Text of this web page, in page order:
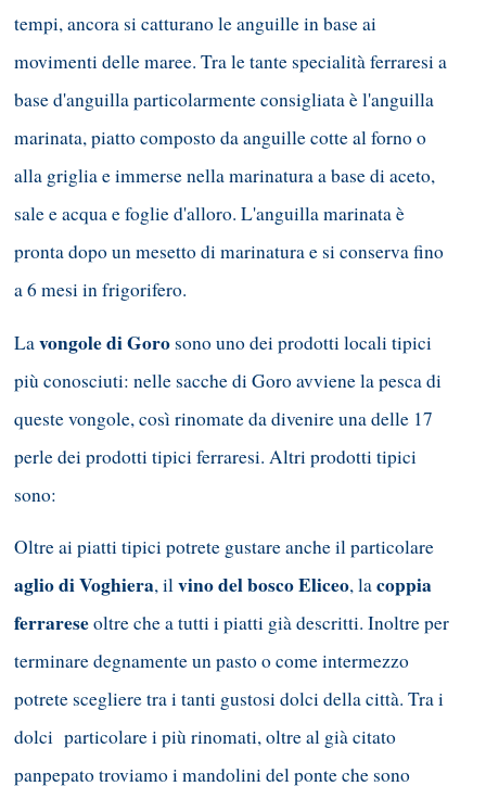
tempi, ancora si catturano le anguille in base ai
movimenti delle maree. Tra le tante specialità ferraresi a
base d'anguilla particolarmente consigliata è l'anguilla
marinata, piatto composto da anguille cotte al forno o
alla griglia e immerse nella marinatura a base di aceto,
sale e acqua e foglie d'alloro. L'anguilla marinata è
pronta dopo un mesetto di marinatura e si conserva fino
a 6 mesi in frigorifero.
Lavongole di Gorosono uno dei prodotti locali tipici
più conosciuti: nelle sacche di Goro avviene la pesca di
queste vongole, così rinomate da divenire una delle 17
perle dei prodotti tipici ferraresi. Altri prodotti tipici
sono:
Oltre ai piatti tipici potrete gustare anche il particolare
aglio di Voghiera, ilvino del bosco Eliceo, lacoppia
ferrareseoltre che a tutti i piatti già descritti. Inoltre per
terminare degnamente un pasto o come intermezzo
potrete scegliere tra i tanti gustosi dolci della città. Tra i
dolci particolare i più rinomati, oltre al già citato
panpepato troviamo i mandolini del ponte che sono